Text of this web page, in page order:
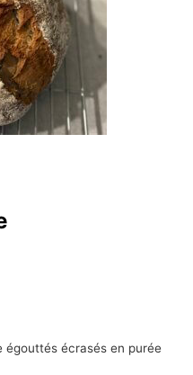
égouttés écrasés en purée